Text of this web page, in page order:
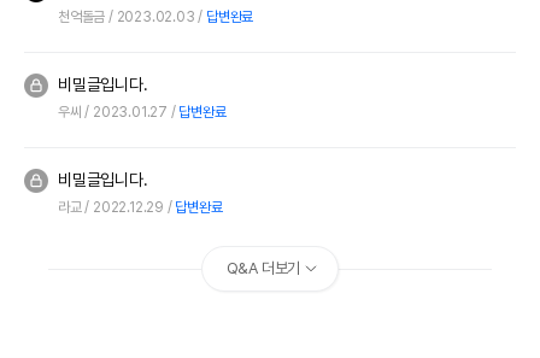
천억돌금 2023.02.03 답변완료
비밀글입니다.
우씨 2023.01.27 답변완료
비밀글입니다.
라교 2022.12.29 답변완료
Q&A 더보기